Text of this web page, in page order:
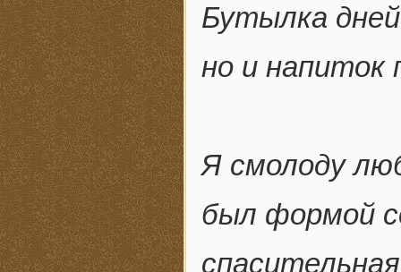
Бутылка
но и напиток
Я смолоду
был формой